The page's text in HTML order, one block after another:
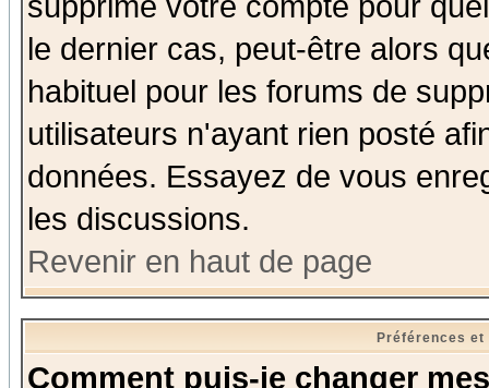
le dernier cas, peut-être alors
habituel pour les forums de
utilisateurs n'ayant rien posté
données. Essayez de vous
les discussions.
Revenir en haut de page
Préférences
Comment puis-je changer